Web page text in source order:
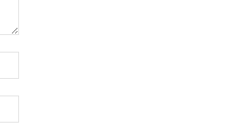
electrónico:*